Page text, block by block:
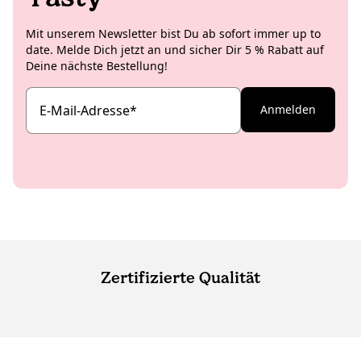
Mit unserem Newsletter bist Du ab sofort immer up to
date. Melde Dich jetzt an und sicher Dir 5 % Rabatt auf
Deine nächste Bestellung!
E-Mail-Adresse* Anmelden
Zertifizierte Qualität